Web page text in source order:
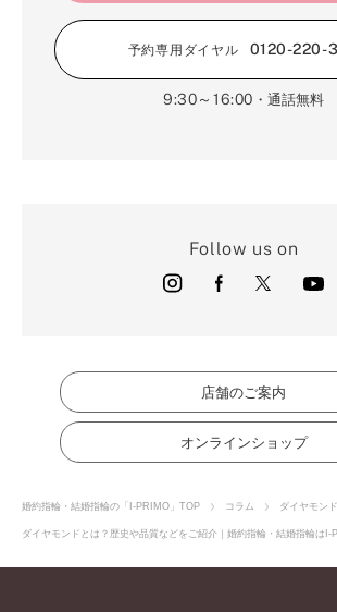
予約専用ダイヤル 0120-220-
9:30～16:00 ・通話無料
Follow us on
店舗のご案内
オンラインショップ
婚約指輪・結婚指輪の「I-PRIMO」TOP コラム ダイヤモンド
ダイヤモンドとは？歴史や品質などをご紹介｜婚約指輪・結婚指輪